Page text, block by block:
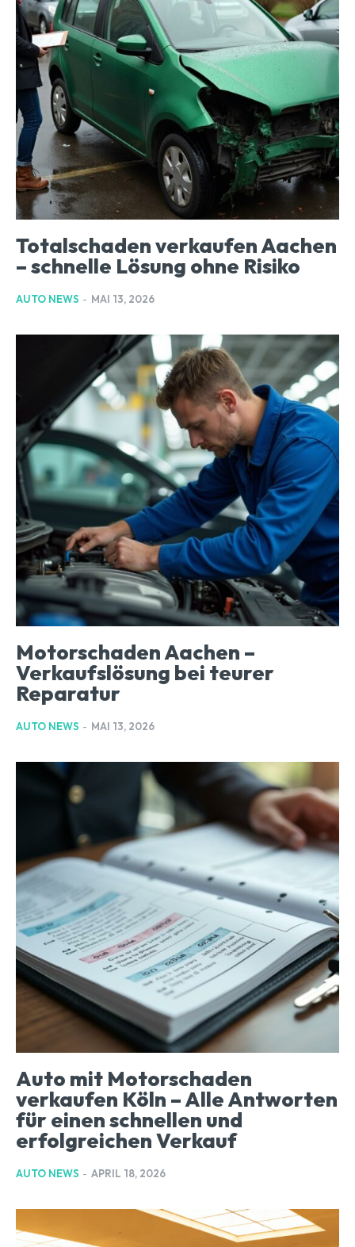
Totalschaden verkaufen Aachen
– schnelle Lösung ohne Risiko
AUTO NEWS - MAI 13, 2026
Motorschaden Aachen –
Verkaufslösung bei teurer
Reparatur
AUTO NEWS - MAI 13, 2026
Auto mit Motorschaden
verkaufen Köln – Alle Antworten
für einen schnellen und
erfolgreichen Verkauf
AUTO NEWS - APRIL 18, 2026